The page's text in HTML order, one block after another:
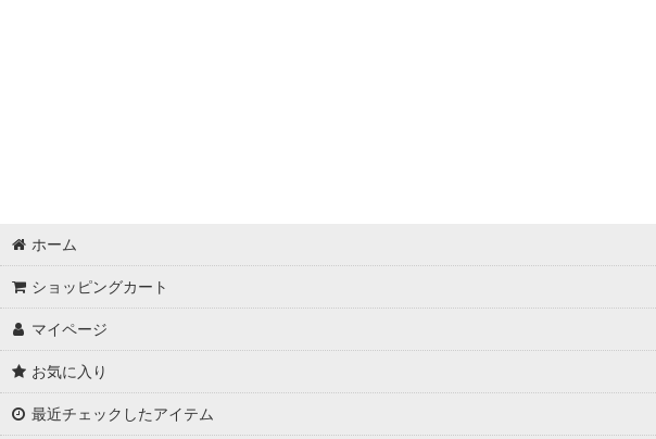
ホーム
ショッピングカート
マイページ
お気に入り
最近チェックしたアイテム